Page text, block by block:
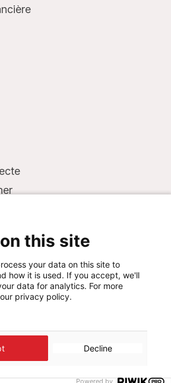
:
0000
Frontières Luxembourg
this site
your data on this site to
how it is used. If you accept, we'll
data for analytics. For more
privacy policy.
Decline
Powered by